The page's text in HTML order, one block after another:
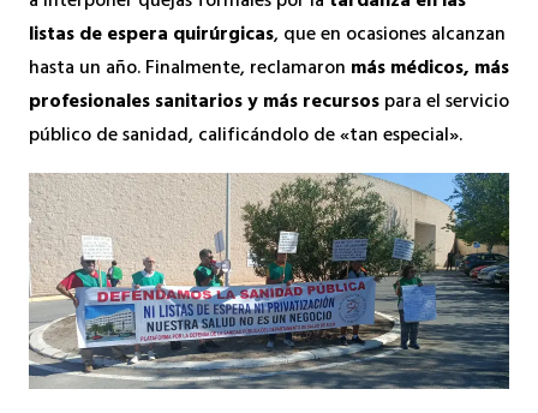
listas de espera quirúrgicas, que en ocasiones alcanzan
hasta un año. Finalmente, reclamaron más médicos, más
profesionales sanitarios y más recursospara el servicio
público de sanidad, calificándolo de «tan especial».